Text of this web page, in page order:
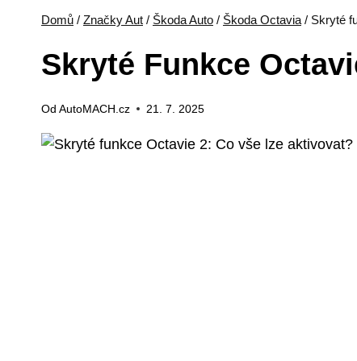
Domů / Značky Aut / Škoda Auto / Škoda Octavia / Skryté
Skryté Funkce
Od AutoMACH.cz 21. 7. 2025